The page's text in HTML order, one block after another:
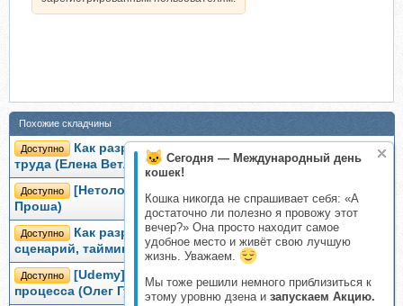
Сегодня — Международный день
кошек!
Кошка никогда не спрашивает себя: «А
достаточно ли полезно я провожу этот
вечер?» Она просто находит самое
удобное место и живёт свою лучшую
жизнь. Уважаем.
Мы тоже решили немного приблизиться к
этому уровню дзена и запускаем Акцию.
Похожие складчины
Доступно
Как разработать эффективную систему оплаты
труда (Елена Ветлужских)
Доступно
[Нетология] Разработка системы KPI (Василий
Проша)
Доступно
Как разработать тренинг. Цели, структура,
сценарий, тайминг. 2016 (Телегина Ирина)
Доступно
[Udemy] Построение системы KPI бизнес-
процесса (Олег Гуца)